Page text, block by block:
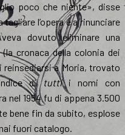
poco che niente», disse
l’opera e a rinunciare
dovuto eliminare una
cronaca della colonia dei
reinsediarsi a Moria, trovato
dituttii nomi con
nel 1954 fu di appena 3.500
bene fin da subito, esplose
fuori catalogo.